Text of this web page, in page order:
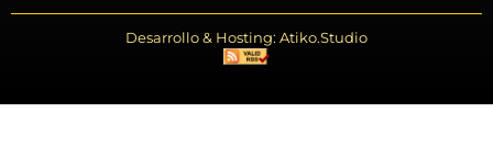
Desarrollo & Hosting: Atiko.Studio